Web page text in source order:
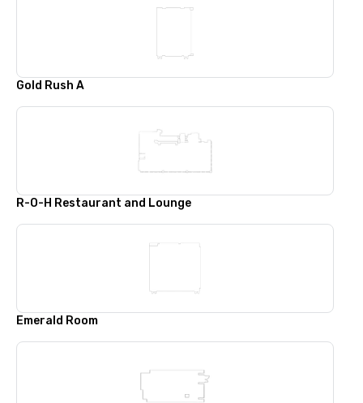
Gold Rush A
R-O-H Restaurant and Lounge
Emerald Room